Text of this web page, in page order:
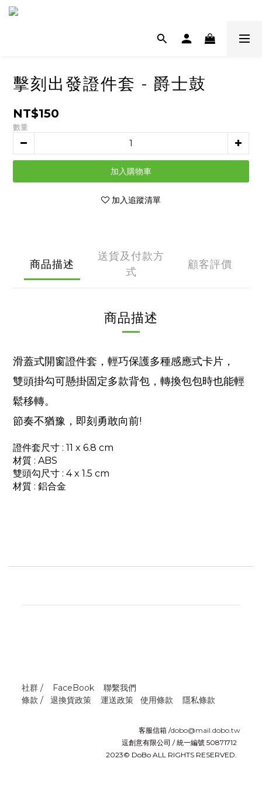
擊刻出發證件套 - 爵士鼓
NT$150
數量
加入購物車
加入追蹤清單
商品描述
送貨及付款方
式
顧客評價
商品描述
滑蓋式開窗證件套，輕巧保護多種感應式卡片，
雙頭掛勾可懸掛固定多款背包，轉換包包時也能輕
鬆移轉。
節奏不猶豫，即刻勇敢向前!
證件套尺寸 : 11 x 6.8 cm
材質 : ABS
雙頭勾尺寸 : 4 x 1.5 cm
材質 : 鋁合金
社群 / FaceBook
聯繫我們
條款 / 退換貨政策 運送政策 使用條款 隱私條款
客服信箱 /dobo@mail.dobo.tw
逗創意有限公司 / 統一編號 50871712
2023© DoBo ALL RIGHTS RESERVED.